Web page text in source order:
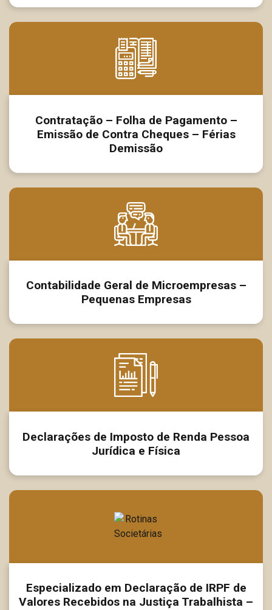
Contratação – Folha de Pagamento –
Emissão de Contra Cheques – Férias
Demissão
Contabilidade Geral de Microempresas –
Pequenas Empresas
Declarações de Imposto de Renda Pessoa
Jurídica e Física
Especializado em Declaração de IRPF de
Valores Recebidos na Justiça Trabalhista –